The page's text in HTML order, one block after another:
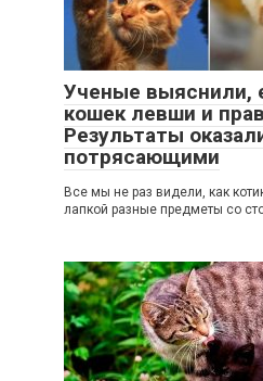
Ученые выяснили,
кошек левши и
Результаты
потрясающими
Все мы не раз видели, как
лапкой разные предметы со